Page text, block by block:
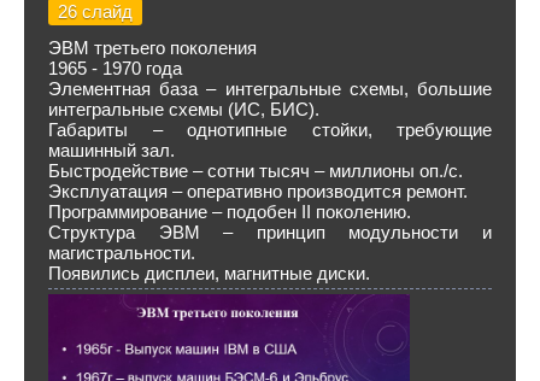
26 слайд
ЭВМ третьего поколения
1965 - 1970 года
Элементная база – интегральные схемы, большие
интегральные схемы (ИС, БИС).
Габариты – однотипные стойки, требующие
машинный зал.
Быстродействие – сотни тысяч – миллионы оп./с.
Эксплуатация – оперативно производится ремонт.
Программирование – подобен II поколению.
Структура ЭВМ – принцип модульности и
магистральности.
Появились дисплеи, магнитные диски.